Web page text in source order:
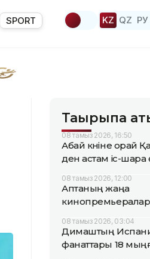
SPORT KZ QZ РУ
Тақырыпқа
08 тамыз 2026, 16:50
Абай күніне орай
ден астам іс-шара
08 тамыз 2026, 12:00
Аптаның жаңа
08 тамыз 2026, 03:04
Димаштың
фанаттары 18